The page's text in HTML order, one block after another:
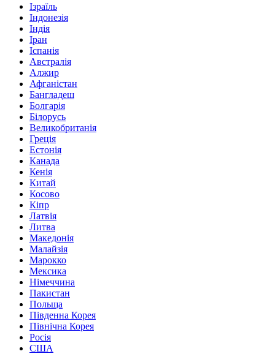
Ізраїль
Індонезія
Індія
Іран
Іспанія
Австралія
Алжир
Афганістан
Бангладеш
Болгарія
Білорусь
Великобританія
Греція
Естонія
Канада
Кенія
Китай
Косово
Кіпр
Латвія
Литва
Македонія
Малайзія
Марокко
Мексика
Німеччина
Пакистан
Польща
Південна Корея
Північна Корея
Росія
США